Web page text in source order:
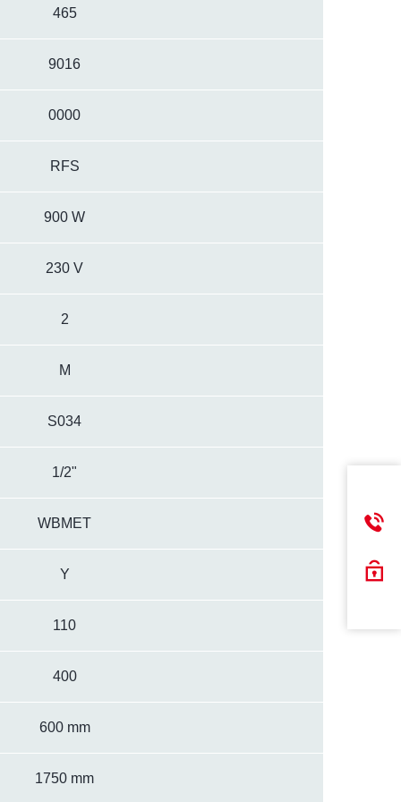
465
9016
0000
RFS
900 W
230 V
2
M
S034
1/2"
WBMET
Y
110
400
600 mm
1750 mm